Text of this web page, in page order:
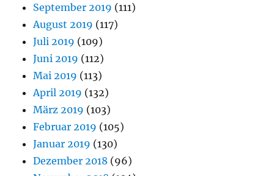
September 2019 (111)
August 2019 (117)
Juli 2019 (109)
Juni 2019 (112)
Mai 2019 (113)
April 2019 (132)
März 2019 (103)
Februar 2019 (105)
Januar 2019 (130)
Dezember 2018 (96)